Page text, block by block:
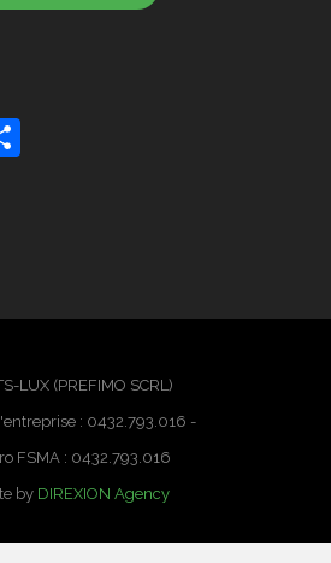
LUX (PREFIMO SCRL)
: 0432.793.016 -
FSMA : 0432.793.016
by DIREXION Agency